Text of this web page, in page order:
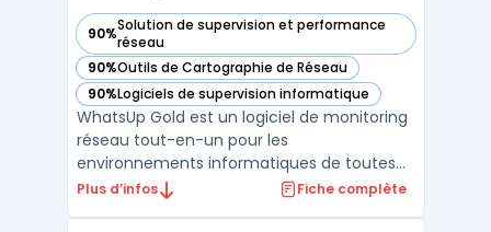
90%Solution de supervision et performance
réseau
— voir WhatsUp Gold dans cette catégorie
90%Outils de Cartographie de Réseau
— voir WhatsUp Gold dans cette catégorie
90%Logiciels de supervision informatique
— voir WhatsUp Gold dans cette catégorie
WhatsUp Gold est un logiciel de monitoring
réseau tout-en-un pour les
environnements informatiques de toutes
tailles, depuis les petites entreprises aux
Plus d’infos Fiche complète